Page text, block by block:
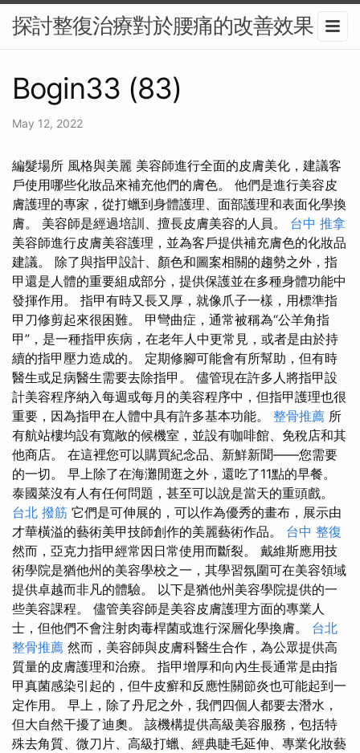
探討整復治療對於腰痛的改善效果
Bogin33 (83)
May 12, 2022
編髮場所 風格與美麗 美容師進行全面的皮膚美化，建議客
戶使用哪些化妝品來補充他們的膚色。 他們是進行美容皮
膚護理的專家，從打蠟到身體護理、面部護理和表面化學換
膚。 美容師是經過培訓、擅長皮膚美容的人員。 台中 推拿
美容師進行皮膚美容護理，並為客戶提供補充膚色的化妝品
建議。 除了與指甲設計、顏色和圖案相關的趨勢之外，指
甲還是人體的重要組成部分，提供保護並在多種身體功能中
發揮作用。 指甲有時又長又厚，就像爪子一樣，用標準指
甲刀修剪起來很困難。 甲彎曲症，通常被稱為“公羊角指
甲”，是一種指甲疾病，在老年人中更常見，或者是由於持
續的指甲壓力造成的。 定期修腳可能會有所幫助，但有時
醫生或足病醫生需要去除指甲。 儘管現在許多人將指甲設
計美容程序納入每週或每月的美容程序中，但指甲護理也很
重要，因為指甲在人體中具有許多基本功能。 整骨推薦 所
有航站樓均設有寬敞的候機室，並設有咖啡館、免稅店和其
他商店。 在這裡您可以購買紀念品、新鮮新聞——您需要
的一切。 早上除了在海灘閒逛之外，還吃了11點的早餐。
泰國菜沒有人有任何問題，甚至可以說是當天的重頭戲。
台北 撥筋 它們是可伸展的，可以作為優秀的畫布，展示由
才華橫溢的藝術美甲技師創作的美麗藝術作品。 台中 整復
然而，亞克力指甲經常因日常使用而斷裂。 戴維斯應用技
術學院是猶他州的美容學校之一，其學習氛圍可在美容領域
提供卓越而非凡的體驗。 以下是猶他州美容學院提供的一
些美容課程。 儘管美容師是美容皮膚護理方面的專業人
士，但他們不會注射肉毒桿菌或進行深層化學換膚。 台北
整骨推薦 然而，美容師與皮膚科醫生合作，為公眾提供高
質量的皮膚護理和治療。 指甲增厚和向內生長通常是由指
甲真菌感染引起的，但牛皮癬和反應性關節炎也可能起到一
定作用。 早上，除了丹尼之外，我們四個人都要去潛水，
但大自然干擾了迪奧。 該機構提供高級美容服務，包括特
殊去角質、微刀片、高級打蠟、經典睫毛延伸、專業化妝藝